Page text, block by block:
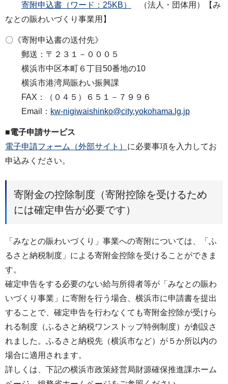
寄附申込書（ワード：25KB）
（法人・団体用）【み
なとの賑わいづくり事業用】
〇《寄附申込書の送付先》
郵送：〒２３１－０００５
横浜市中区本町６丁目50番地の10
横浜市港湾局賑わい振興課
FAX：（０４５）６５１－７９９６
Email： kw-nigiwaishinko@city.yokohama.lg.jp
■電子申請サービス
電子申請フォーム（外部サイト） に必要事項を入力してお
申込みください。
寄附金の控除制度（寄附控除を受けるため
には確定申告が必要です）
「みなとの賑わいづくり」事業への寄附については、「ふ
るさと納税制度」による寄附金控除を受けることができま
す。
確定申告をする必要のない給与所得者等が「みなとの賑わ
いづくり事業」に寄附を行う場合、横浜市に申請書を提出
することで、確定申告を行わなくても寄附金控除が受けら
れる制度（ふるさと納税ワンストップ特例制度）が創設さ
れました。ふるさと納税先（横浜市など）が５か所以内の
場合に適用されます。
詳しくは、下記の横浜市政策経営局財源確保推進課ホーム